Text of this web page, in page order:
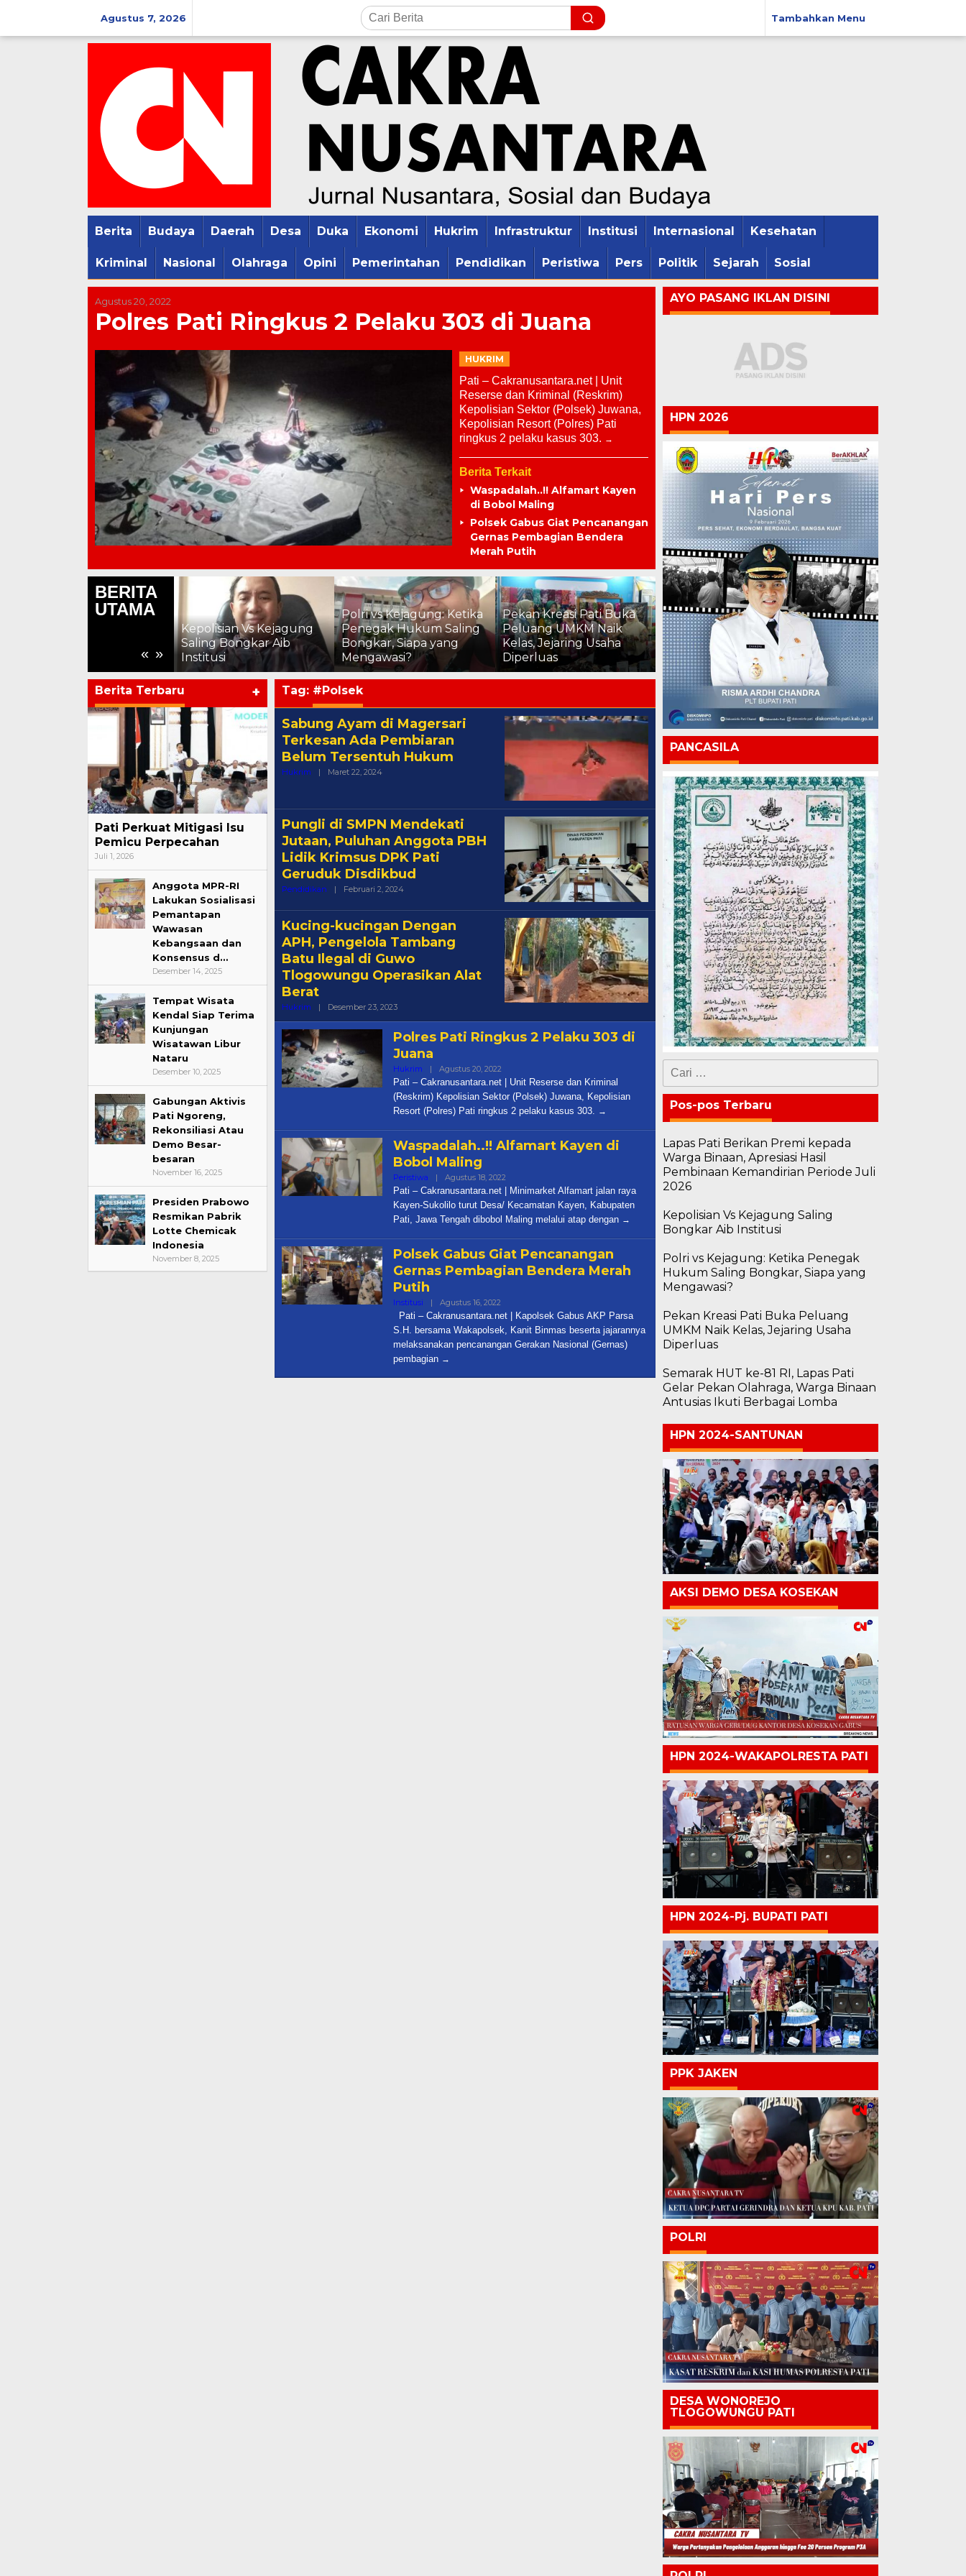
konten
Agustus 7, 2026 Tambahkan Menu
Berita Budaya Daerah Desa Duka Ekonomi Hukrim Infrastruktur Institusi Internasional Kesehatan
Kriminal Nasional Olahraga Opini Pemerintahan Pendidikan Peristiwa Pers Politik Sejarah Sosial
Agustus 20, 2022
Polres Pati Ringkus 2 Pelaku 303 di Juana
HUKRIM
Pati – Cakranusantara.net | Unit
Reserse dan Kriminal (Reskrim)
Kepolisian Sektor (Polsek) Juwana,
Kepolisian Resort (Polres) Pati
ringkus 2 pelaku kasus 303.
Berita Terkait
Waspadalah..!! Alfamart Kayen
di Bobol Maling
Polsek Gabus Giat Pencanangan
Gernas Pembagian Bendera
Merah Putih
BERITA
UTAMA
« »
Lapas Pati Berikan Premi
kepada Warga Binaan,
Kepolisian Vs Kejagung
Saling Bongkar Aib
Institusi
Polri vs Kejagung: Ketika
Penegak Hukum Saling
Bongkar, Siapa yang
Mengawasi?
Pekan Kreasi Pati Buka
Peluang UMKM Naik
Kelas, Jejaring Usaha
Diperluas
Semarak HUT ke-81 RI,
Lapas Pati Gelar Pekan
Olahraga, Warga Binaan
Antusias Ikuti Berbagai
Lomba
Lapas Pati Berikan Premi
kepada Warga Binaan,
Apresiasi Hasil
Pembinaan Kemandirian
Periode Juli 2026
Berita Terbaru +
Pati Perkuat Mitigasi Isu
Pemicu Perpecahan
Juli 1, 2026
Anggota MPR-RI
Lakukan Sosialisasi
Pemantapan
Wawasan
Kebangsaan dan
Konsensus d…
Desember 14, 2025
Tempat Wisata
Kendal Siap Terima
Kunjungan
Wisatawan Libur
Nataru
Desember 10, 2025
Gabungan Aktivis
Pati Ngoreng,
Rekonsiliasi Atau
Demo Besar-
besaran
November 16, 2025
Presiden Prabowo
Resmikan Pabrik
Lotte Chemicak
Indonesia
November 8, 2025
Tag: #Polsek
Sabung Ayam di Magersari
Terkesan Ada Pembiaran
Belum Tersentuh Hukum
Hukrim | Maret 22, 2024Oleh
Pungli di SMPN Mendekati
Jutaan, Puluhan Anggota PBH
Lidik Krimsus DPK Pati
Geruduk Disdikbud
Pendidikan | Februari 2, 2024Oleh
Kucing-kucingan Dengan
APH, Pengelola Tambang
Batu Ilegal di Guwo
Tlogowungu Operasikan Alat
Berat
Hukrim | Desember 23, 2023Oleh
Polres Pati Ringkus 2 Pelaku 303 di
Juana
Hukrim | Agustus 20, 2022
Cakra
Pati – Cakranusantara.net | Unit Reserse dan Kriminal
(Reskrim) Kepolisian Sektor (Polsek) Juwana, Kepolisian
Resort (Polres) Pati ringkus 2 pelaku kasus 303.
Waspadalah..!! Alfamart Kayen di
Bobol Maling
Peristiwa | Agustus 18, 2022
Cakra
Pati – Cakranusantara.net | Minimarket Alfamart jalan raya
Kayen-Sukolilo turut Desa/ Kecamatan Kayen, Kabupaten
Pati, Jawa Tengah dibobol Maling melalui atap dengan
Polsek Gabus Giat Pencanangan
Gernas Pembagian Bendera Merah
Putih
Institusi | Agustus 16, 2022
Cakra
Pati – Cakranusantara.net | Kapolsek Gabus AKP Parsa
S.H. bersama Wakapolsek, Kanit Binmas beserta jajarannya
melaksanakan pencanangan Gerakan Nasional (Gernas)
pembagian
AYO PASANG IKLAN DISINI
HPN 2026
PANCASILA
Cari
untuk:
Pos-pos Terbaru
Lapas Pati Berikan Premi kepada
Warga Binaan, Apresiasi Hasil
Pembinaan Kemandirian Periode Juli
2026
Kepolisian Vs Kejagung Saling
Bongkar Aib Institusi
Polri vs Kejagung: Ketika Penegak
Hukum Saling Bongkar, Siapa yang
Mengawasi?
Pekan Kreasi Pati Buka Peluang
UMKM Naik Kelas, Jejaring Usaha
Diperluas
Semarak HUT ke-81 RI, Lapas Pati
Gelar Pekan Olahraga, Warga Binaan
Antusias Ikuti Berbagai Lomba
HPN 2024-SANTUNAN
AKSI DEMO DESA KOSEKAN
HPN 2024-WAKAPOLRESTA PATI
HPN 2024-Pj. BUPATI PATI
PPK JAKEN
POLRI
DESA WONOREJO
TLOGOWUNGU PATI